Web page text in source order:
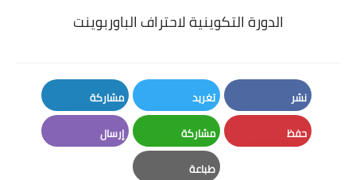
الدورة التكوينية لاحتراف الباوربوينت
نشر
Facebook
تغريد
Twitter
مشاركة
LinkedIn
حفظ مشاركة
Whatsapp
إرسال
طباعة